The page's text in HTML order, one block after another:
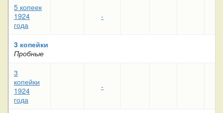
5 копеек
1924
года
-
3 копейки
Пробные
3
копейки
1924
года
-